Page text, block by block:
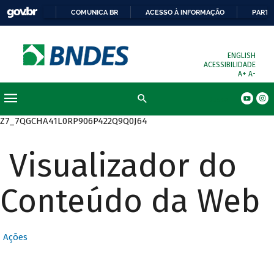
COMUNICA BR ACESSO À INFORMAÇÃO
ENGLISH
ACESSIBILIDADE
A+ A-
Z7_7QGCHA41L0RP906P422Q9Q0J64
Visualizador do
Conteúdo da Web
Ações